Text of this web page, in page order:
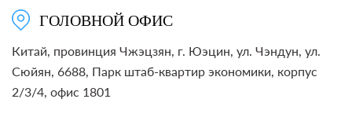
ГОЛОВНОЙ ОФИС
Китай, провинция Чжэцзян, г. Юэцин, ул. Чэндун, ул.
Сюйян, 6688, Парк штаб-квартир экономики, корпус
2/3/4, офис 1801